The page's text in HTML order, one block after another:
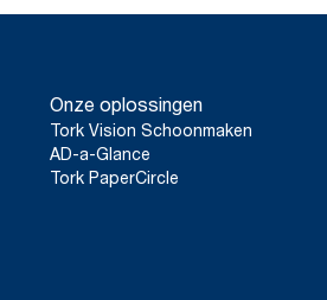
Onze oplossingen
Tork Vision Schoonmaken
AD-a-Glance
Tork PaperCircle